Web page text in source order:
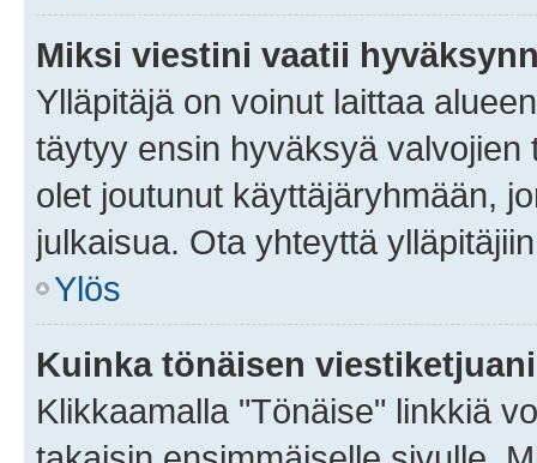
Miksi viestini vaatii
Ylläpitäjä on voinut laittaa
täytyy ensin hyväksyä
olet joutunut käyttäjäryhmään,
julkaisua. Ota yhteyttä
Ylös
Kuinka tönäisen
Klikkaamalla "Tönäise" linkkiä